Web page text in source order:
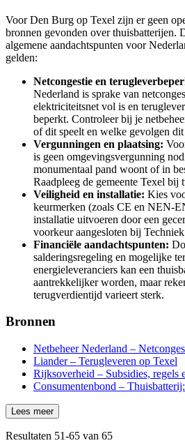
Voor Den Burg op Texel zijn er geen
bronnen gevonden over thuisbatterijen.
algemene aandachtspunten voor
gelden:
Netcongestie en
Nederland is sprake van
elektriciteitsnet vol is en
beperkt. Controleer bij je
of dit speelt en welke gevolgen
Vergunningen en plaatsing:
is geen omgevingsvergunning
monumentaal pand woont of in
Raadpleeg de gemeente Texel bij
Veiligheid en installatie: Kies
keurmerken (zoals CE en NEN-
installatie uitvoeren door een
voorkeur aangesloten bij
Financiële aandachtspunten:
salderingsregeling en mogelijke
energieleveranciers kan een
aantrekkelijker worden, maar
terugverdientijd varieert sterk.
Bronnen
Netbeheer Nederland –
Liander – Terugleveren op Texel
Rijksoverheid – Subsidies, regels
Consumentenbond –
Lees meer
Resultaten 51-65 van 65